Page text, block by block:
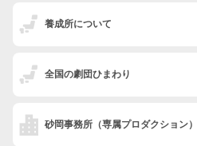
養成所について
全国の劇団ひまわり
砂岡事務所 （専属プロダクション）